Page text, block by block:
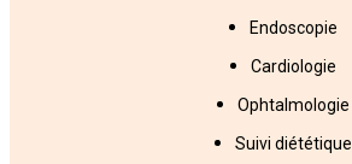
Endoscopie
Cardiologie
Ophtalmologie
Suivi diététique